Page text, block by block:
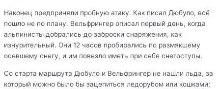
Наконец предприняли пробную атаку. Как писал Дюбуло, всё
пошло не по плану. Вельфрингер описал первый день, когда
альпинисты добрались до заброски снаряжения, как
изнурительный. Они 12 часов пробирались по размякшему
осевшему снегу, и им повезло иметь при себе снегоступы.
Со старта маршрута Дюбуло и Вельфрингер не нашли льда, за
который можно было бы зацепиться ледорубом или кошками;